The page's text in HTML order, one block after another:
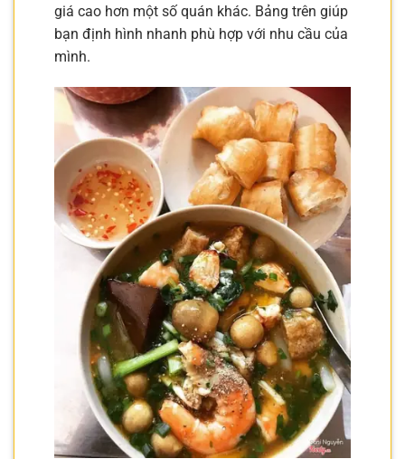
giá cao hơn một số quán khác. Bảng trên giúp
bạn định hình nhanh phù hợp với nhu cầu của
mình.